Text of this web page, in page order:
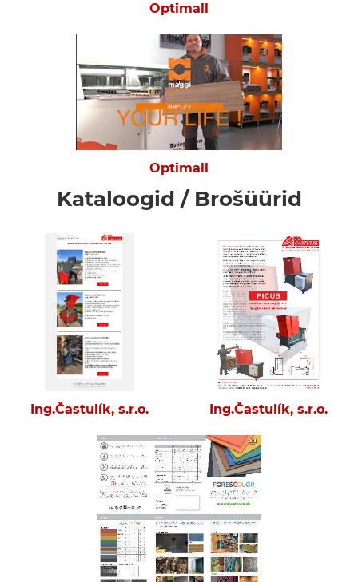
Optimall
Optimall
Kataloogid / Brošüürid
Ing.Častulík, s.r.o. Ing.Častulík, s.r.o.